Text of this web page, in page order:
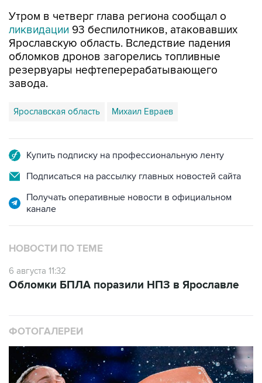
Утром в четверг глава региона сообщал о
ликвидации 93 беспилотников, атаковавших
Ярославскую область. Вследствие падения
обломков дронов загорелись топливные
резервуары нефтеперерабатывающего
завода.
Ярославская область Михаил Евраев
Купить подписку на профессиональную ленту
Подписаться на рассылку главных новостей сайта
Получать оперативные новости в официальном
канале
НОВОСТИ ПО ТЕМЕ
6 августа 11:32
Обломки БПЛА поразили НПЗ в Ярославле
ФОТОГАЛЕРЕИ